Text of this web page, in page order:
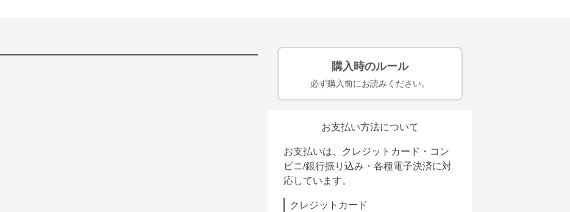
購入時のルール
必ず購入前にお読みください。
お支払い方法について
お支払いは、クレジットカード・コン
ビニ/銀行振り込み・各種電子決済に対
応しています。
クレジットカード